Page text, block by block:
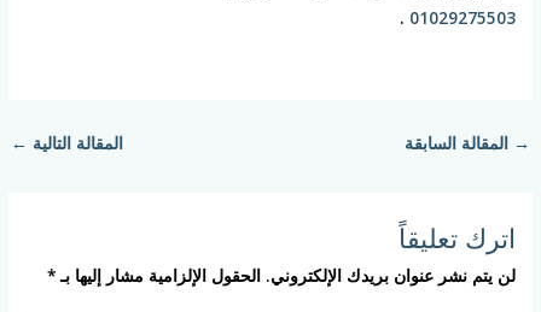
01029275503
.
→ المقالة السابقة المقالة التالية ←
اترك تعليقاً
لن يتم نشر عنوان بريدك الإلكتروني. الحقول الإلزامية مشار إليها بـ*